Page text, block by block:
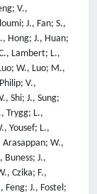
V.,
J., Fan; S.,
Hong; J., Huan;
Lambert; L.,
W., Luo; M.,
V.,
Shi; J., Sung;
Trygg; L.,
Yousef; L.,
Arasappan; W.,
J.,
Czika; F.,
Feng; J., Fostel;